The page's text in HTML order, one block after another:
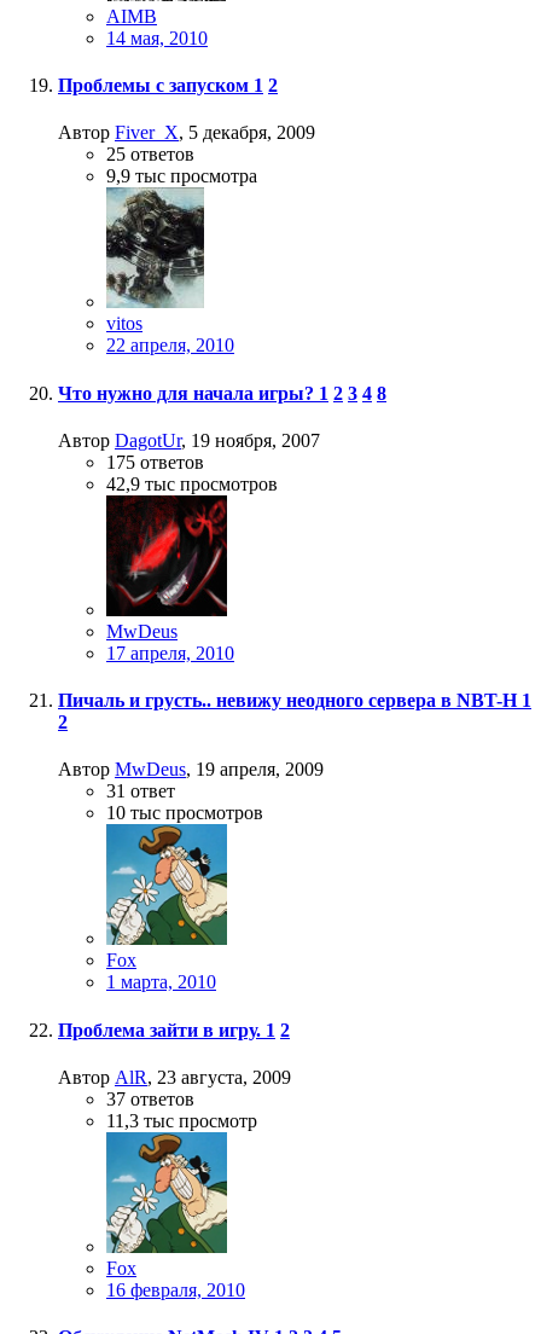
AIMB
14 мая, 2010
Проблемы с запуском 1 2
Автор Fiver_X, 5 декабря, 2009
25 ответов
9,9 тыс просмотра
vitos
22 апреля, 2010
Что нужно для начала игры? 1 2 3 4 8
Автор DagotUr, 19 ноября, 2007
175 ответов
42,9 тыс просмотров
MwDeus
17 апреля, 2010
Пичаль и грусть.. невижу неодного сервера в NBT-H 1
2
Автор MwDeus, 19 апреля, 2009
31 ответ
10 тыс просмотров
Fox
1 марта, 2010
Проблема зайти в игру. 1 2
Автор AlR, 23 августа, 2009
37 ответов
11,3 тыс просмотр
Fox
16 февраля, 2010